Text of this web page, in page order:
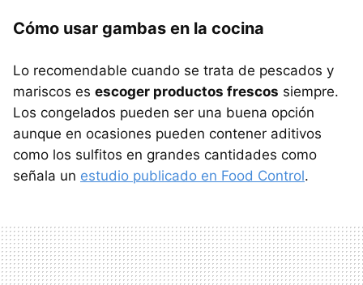
Cómo usar gambas en la cocina
Lo recomendable cuando se trata de pescados y
mariscos es escoger productos frescos siempre.
Los congelados pueden ser una buena opción
aunque en ocasiones pueden contener aditivos
como los sulfitos en grandes cantidades como
señala un estudio publicado en Food Control.